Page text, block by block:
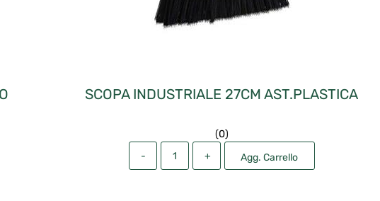
SCOPA INDUSTRIALE 27CM AST.PLASTICA
(0)
Agg. Carrello